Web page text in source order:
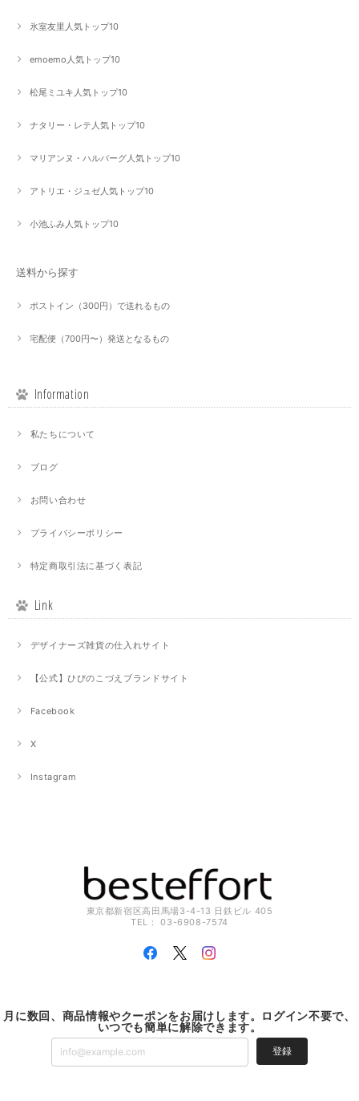
氷室友里人気トップ10
emoemo人気トップ10
松尾ミユキ人気トップ10
ナタリー・レテ人気トップ10
マリアンヌ・ハルバーグ人気トップ10
アトリエ・ジュゼ人気トップ10
小池ふみ人気トップ10
送料から探す
ポストイン（300円）で送れるもの
宅配便（700円〜）発送となるもの
Information
私たちについて
ブログ
お問い合わせ
プライバシーポリシー
特定商取引法に基づく表記
Link
デザイナーズ雑貨の仕入れサイト
【公式】ひびのこづえブランドサイト
Facebook
X
Instagram
東京都新宿区高田馬場3-4-13 日鉄ビル 405
TEL： 03-6908-7574
月に数回、商品情報やクーポンをお届けします。ログイン不要で、
いつでも簡単に解除できます。
登録